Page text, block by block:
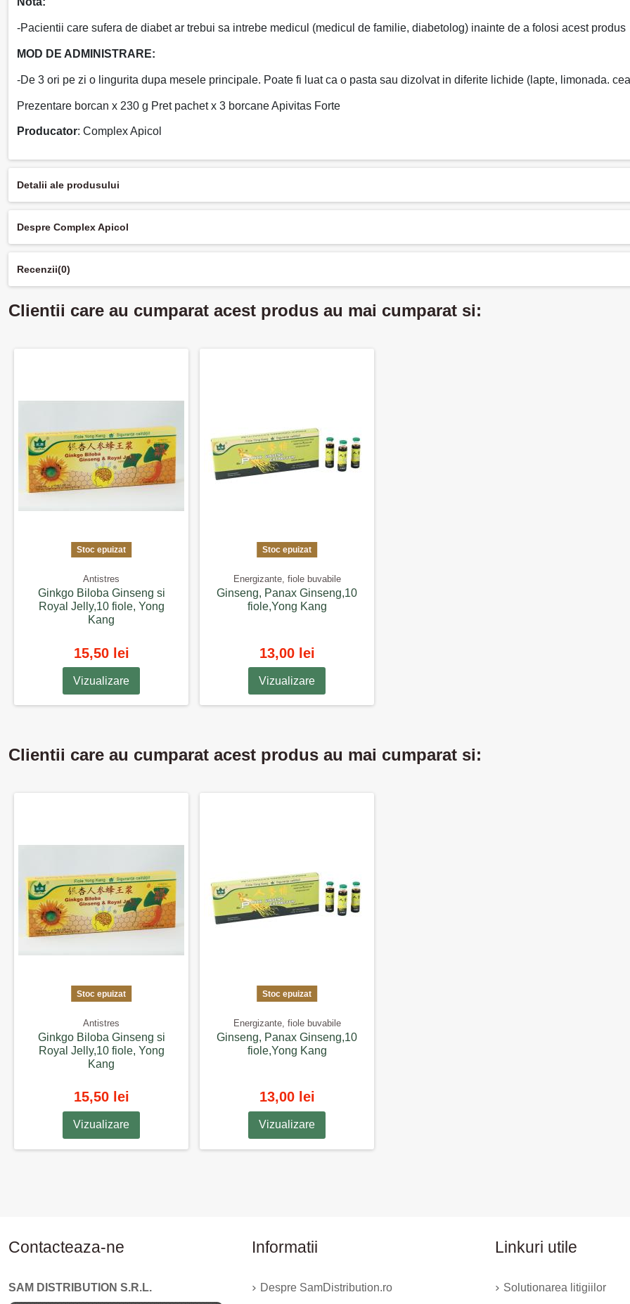
-Pacientii care sufera de diabet ar trebui sa intrebe medicul (medicul de familie, diabetolog) inainte de a folosi acest produs
MOD DE ADMINISTRARE:
-De 3 ori pe zi o lingurita dupa mesele principale. Poate fi luat ca o pasta sau dizolvat in diferite lichide (lapte, limonada.
Prezentare borcan x 230 g Pret pachet x 3 borcane Apivitas Forte
Producator: Complex Apicol
Detalii ale produsului
Despre Complex Apicol
Recenzii(0)
Clientii care au cumparat acest produs au mai cumparat si:
Stoc epuizat
Antistres
Ginkgo Biloba Ginseng si
Royal Jelly,10 fiole, Yong
Kang
15,50 lei
Vizualizare
Stoc epuizat
Energizante, fiole buvabile
Ginseng, Panax Ginseng,10
fiole,Yong Kang
13,00 lei
Vizualizare
Clientii care au cumparat acest produs au mai cumparat si:
Stoc epuizat
Antistres
Ginkgo Biloba Ginseng si
Royal Jelly,10 fiole, Yong
Kang
15,50 lei
Vizualizare
Stoc epuizat
Energizante, fiole buvabile
Ginseng, Panax Ginseng,10
fiole,Yong Kang
13,00 lei
Vizualizare
Contacteaza-ne
SAM DISTRIBUTION S.R.L.
Informatii
Despre SamDistribution.ro
Linkuri utile
Solutionarea litigiilor